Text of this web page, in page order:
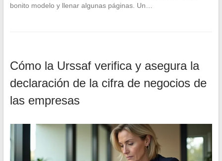
bonito modelo y llenar algunas páginas. Un…
Cómo la Urssaf verifica y asegura la
declaración de la cifra de negocios de
las empresas